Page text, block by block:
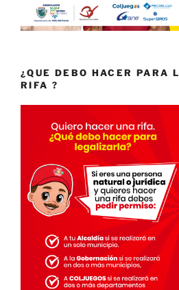
¿QUE DEBO HACER PARA
RIFA ?